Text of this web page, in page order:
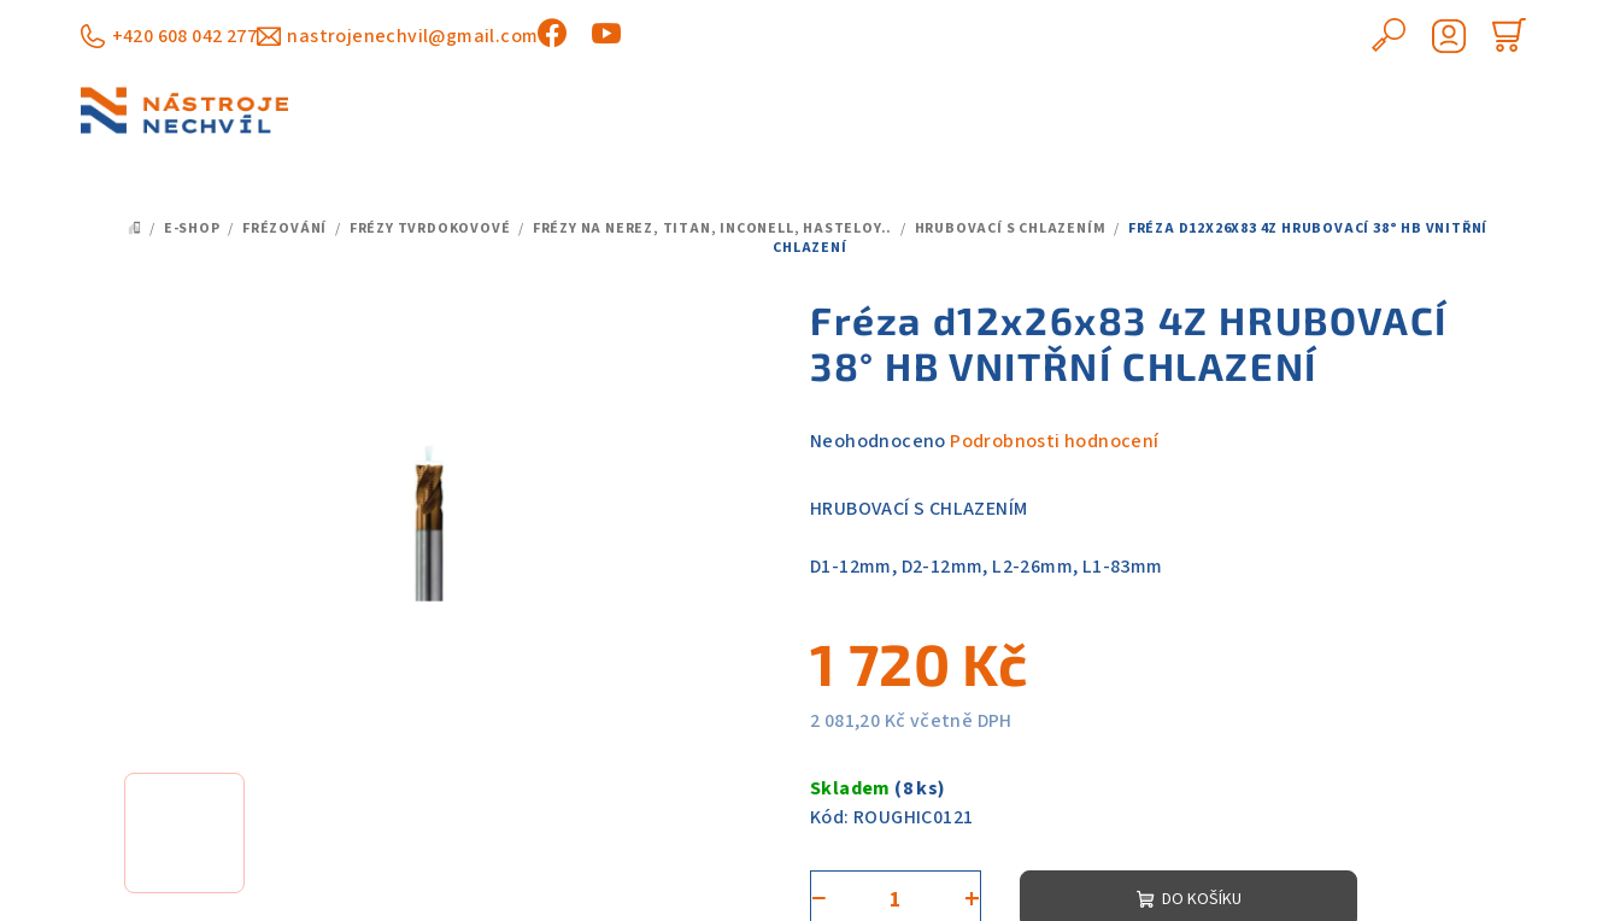
+420 608 042 277 nastrojenechvil@gmail.com
Hledat
DOMŮ
/ E-SHOP / FRÉZOVÁNÍ / FRÉZY TVRDOKOVOVÉ / FRÉZY NA NEREZ, TITAN, INCONELL, HASTELOY.. / HRUBOVACÍ S CHLAZENÍM / FRÉZA D12X26X83 4Z HRUBOVACÍ 38° HB VNITŘNÍ
CHLAZENÍ
Fréza d12x26x83 4Z HRUBOVACÍ
38° HB VNITŘNÍ CHLAZENÍ
Průměrné
produktu
0,0
hvězdiček.
Neohodnoceno Podrobnosti hodnocení
HRUBOVACÍ S CHLAZENÍM
D1-12mm, D2-12mm, L2-26mm, L1-83mm
1 720 Kč
2 081,20 Kč včetně DPH
cena:
Skladem (8 ks)
Kód: ROUGHIC0121
+
− DO KOŠÍKU